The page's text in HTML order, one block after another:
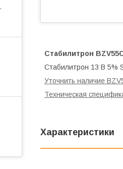
Стабилитрон
Стабилитрон 13 В 5%
Уточнить наличие
Техническая
Характеристики